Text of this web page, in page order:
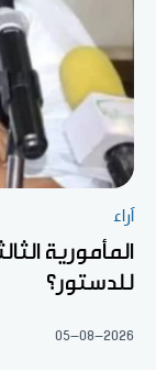
آراء
المأمورية
للدستور؟
05-08-2026